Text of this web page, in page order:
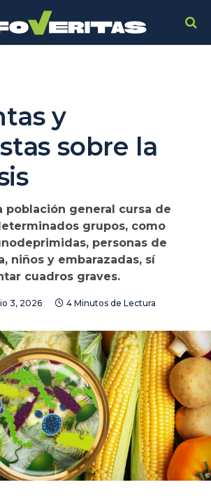
y
sobre la
población general cursa de
grupos, como
personas de
niños y embarazadas, sí
cuadros graves.
3, 2026 4 Minutos de Lectura